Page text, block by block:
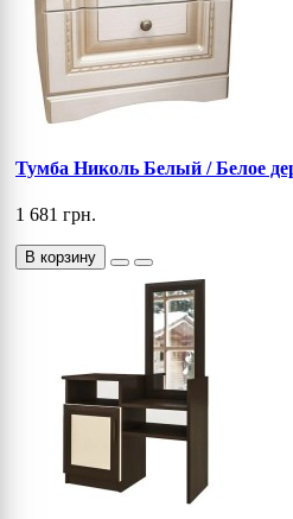
Тумба Николь Белый / Белое
1 681 грн.
В корзину